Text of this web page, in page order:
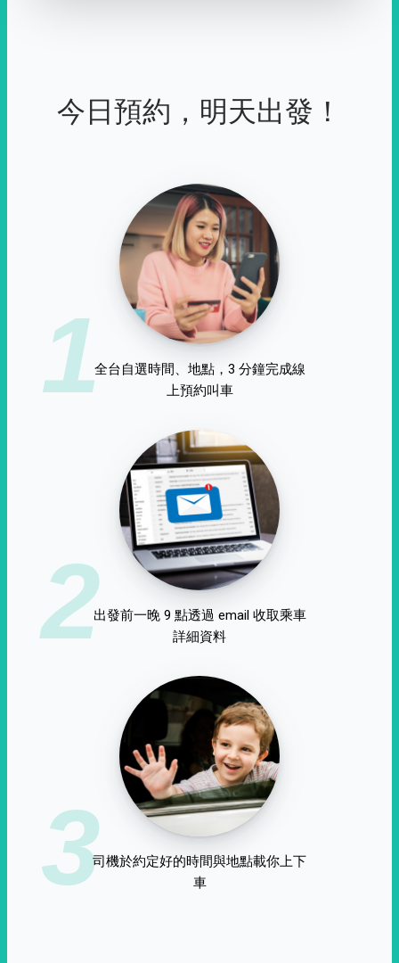
今日預約，明天出發！
1全台自選時間、地點，3 分鐘完成線
上預約叫車
2出發前一晚 9 點透過 email 收取乘車
詳細資料
3司機於約定好的時間與地點載你上下
車